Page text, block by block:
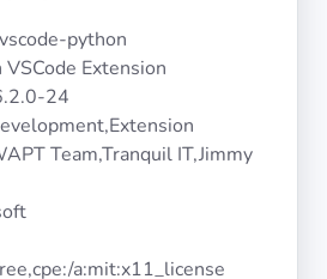
python
VSCode Extension
24
Team,Tranquil IT,Jimmy
a:mit:x11_license